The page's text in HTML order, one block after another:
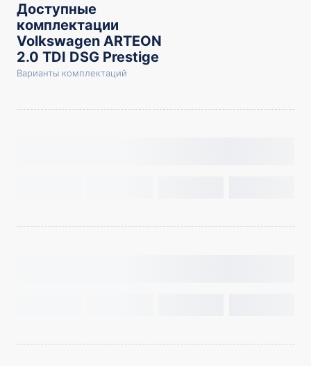
Доступные
комплектации
Volkswagen ARTEON
2.0 TDI DSG Prestige
Варианты комплектаций